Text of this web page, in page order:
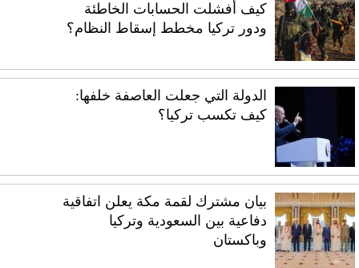
كيف أفشلت الحسابات الخاطئة
ودور تركيا مخطط إسقاط النظام؟
الدولة التي جعلت العاصفة خلفها:
كيف تكسب تركيا؟
بيان مشترك لقمة مكة يعلن اتفاقية
دفاعية بين السعودية وتركيا
وباكستان